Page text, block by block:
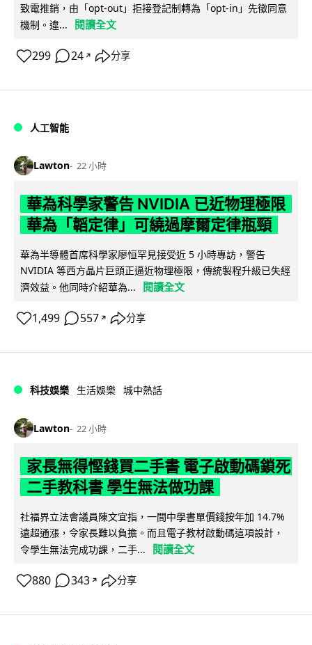
致電推銷，由「opt-out」拒接登記制轉為「opt-in」先徵同意
機制。違...
閱讀全文
299 24 ↗ 分享
人工智能
Lawton 22 小時
華為科學家警告 NVIDIA 已近物理極限
華為「韜定律」可繞過摩爾定律瓶頸
華為半導體首席科學家廖恒罕見接受近 5 小時專訪，警告
NVIDIA 等西方晶片巨頭正逼近物理極限，傳統製程升級已失經
濟效益。他同時介紹華為...
閱讀全文
1,499 557 ↗ 分享
科技娛樂 生活娛樂 城中熱話
Lawton 22 小時
家長無得慳錢買二手書 電子啟動碼鎖死
二手教科書 學生無法做功課
社福界立法會議員陳文宜指，一間中學書單價錢按年加 14.7%
遠超通漲，令家長難以負擔。而且電子教材啟動碼這項設計，
令學生無法完成功課，二手...
閱讀全文
880 343 ↗ 分享